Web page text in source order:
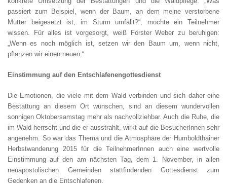
passiert zum Beispiel, wenn der Baum, an dem meine verstorbene
Mutter beigesetzt ist, im Sturm umfällt?“, möchte ein Teilnehmer
wissen. Für alles ist vorgesorgt, weiß Förster Weber zu beruhigen:
„Wenn es noch möglich ist, setzen wir den Baum um, wenn nicht,
pflanzen wir einen neuen.“
Einstimmung auf den Entschlafenengottesdienst
Die Emotionen, die viele mit dem Wald verbinden und sich daher eine
Bestattung an diesem Ort wünschen, sind an diesem wundervollen
sonnigen Oktobersamstag mehr als nachvollziehbar. Auch die Ruhe, die
im Wald herrscht und die er ausstrahlt, wirkt auf die BesucherInnen sehr
angenehm. So war das Thema und die Atmosphäre der Humboldthainer
Herbstwanderung 2015 für die TeilnehmerInnen auch eine wertvolle
Einstimmung auf den am nächsten Tag, dem 1. November, in allen
neuapostolischen Gemeinden stattfindenden Gottesdienst zum
Gedenken an die Entschlafenen.